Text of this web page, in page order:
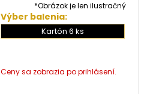
*Obrázok je len ilustračný
Výber balenia:
Kartón 6 ks